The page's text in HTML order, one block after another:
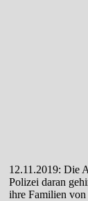
12.11.2019: Die
Polizei daran
ihre Familien von